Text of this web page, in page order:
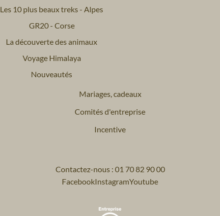
Les 10 plus beaux treks - Alpes
GR20 - Corse
La découverte des animaux
Voyage Himalaya
Nouveautés
Mariages, cadeaux
Comités d'entreprise
Incentive
Contactez-nous : 01 70 82 90 00
FacebookInstagramYoutube